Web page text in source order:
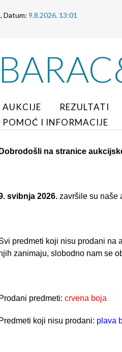
, Datum: 9.8.2026. 13:01
AUKCIJE
REZULTATI
POMOĆ I INFORMACIJE
Dobrodošli na stranice
svibnja 2026. završile su naše
predmeti koji nisu prodani na
zanimaju, slobodno nam se
Prodani predmeti: crvena boja
Predmeti koji nisu prodani: plava